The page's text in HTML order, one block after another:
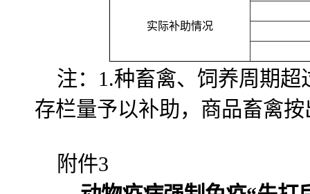
实际补助情况
注：1.种畜禽、饲养周期
存栏量予以补助，商品畜禽
附件3